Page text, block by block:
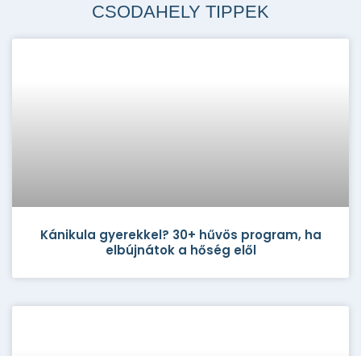
CSODAHELY TIPPEK
Kánikula gyerekkel? 30+ hűvös program, ha
elbújnátok a hőség elől